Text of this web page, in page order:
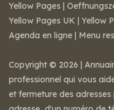
Yellow Pages |
Yellow Pages UK | Yellow
Agenda en ligne | Menu
Copyright © 2026 |
professionnel qui vous
et fermeture des